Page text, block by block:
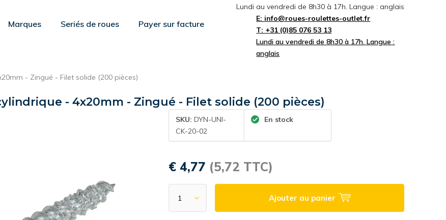
Lundi au vendredi de 8h30 à 17h. Langue : anglais
Marques Seriés de roues Payer sur facture
E: info@roues-roulettes-outlet.fr
T: +31 (0)85 076 53 13
Lundi au vendredi de 8h30 à 17h. Langue :
anglais
- Zingué - Filet solide (200 pièces)
- 4x20mm - Zingué - Filet solide (200 pièces)
SKU: DYN-UNI-
CK-20-02
En stock
€ 4,77 (5,72 TTC)
Ajouter au panier